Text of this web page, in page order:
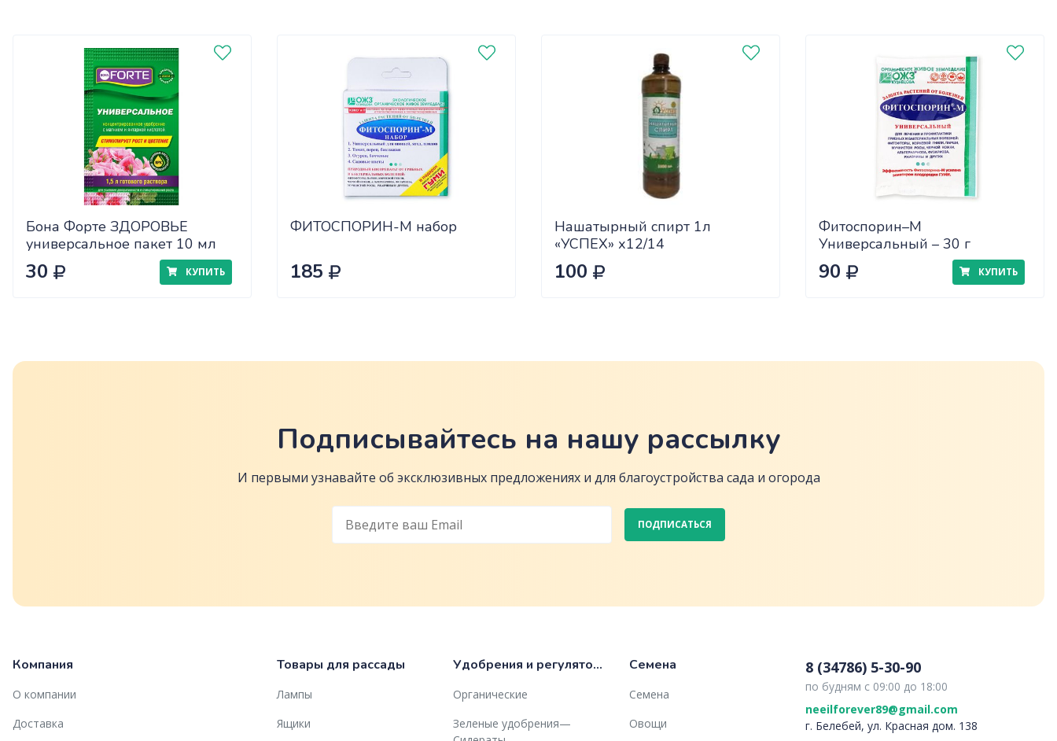
Бона Форте ЗДОРОВЬЕ
универсальное пакет 10 мл
30 КУПИТЬ
ФИТОСПОРИН-М набор
185
Нашатырный спирт 1л
«УСПЕХ» х12/14
100
Фитоспорин–М
Универсальный – 30 г
90 КУПИТЬ
Подписывайтесь на нашу рассылку
И первыми узнавайте об эксклюзивных предложениях и для благоустройства сада и огорода
ПОДПИСАТЬСЯ
Компания
О компании
Доставка
Товары для рассады
Лампы
Ящики
Удобрения и регуляторы роста
Органические
Зеленые удобрения—
Семена
Семена
Овощи
8 (34786) 5-30-90
по будням с 09:00 до 18:00
neeilforever89@gmail.com
г. Белебей, ул. Красная дом. 138